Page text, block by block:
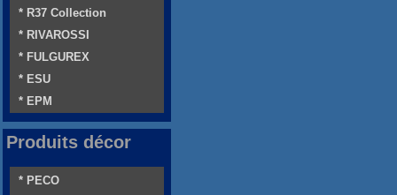
* R37 Collection
* RIVAROSSI
* FULGUREX
* ESU
* EPM
Produits décor
* PECO